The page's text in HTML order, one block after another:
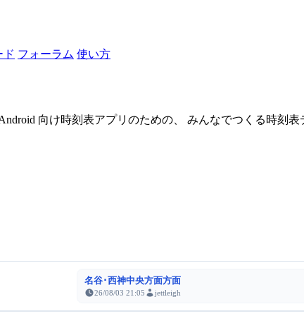
ド フォーラム 使い方
向け時刻表アプリのための、 みんなでつくる時刻表
名谷･西神中央方面方面
26/08/03 21:05 jettleigh